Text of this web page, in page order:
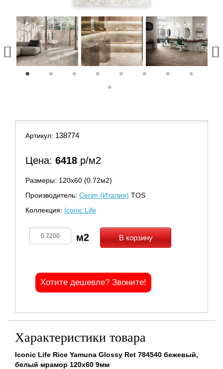
Артикул: 138774
Цена: 6418 р/м2
Размеры: 120х60 (0.72м2)
Производитель: Cerim (Италия) TOS
Коллекция: Iconic Life
В корзину
Хотите дешевле? Звоните!
Характеристики товара
Iconic Life Rice Yamuna Glossy Ret 784540 бежевый,
белый мрамор 120x60 9мм